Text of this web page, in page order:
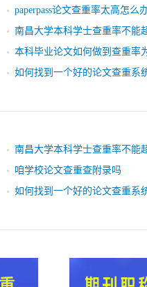
paperpass论文查重率太高怎么办
南昌大学本科学士查重率不能
本科毕业论文如何做到查重率
如何找到一个好的论文查重系
南昌大学本科学士查重率不能
咱学校论文查重查附录吗
如何找到一个好的论文查重系